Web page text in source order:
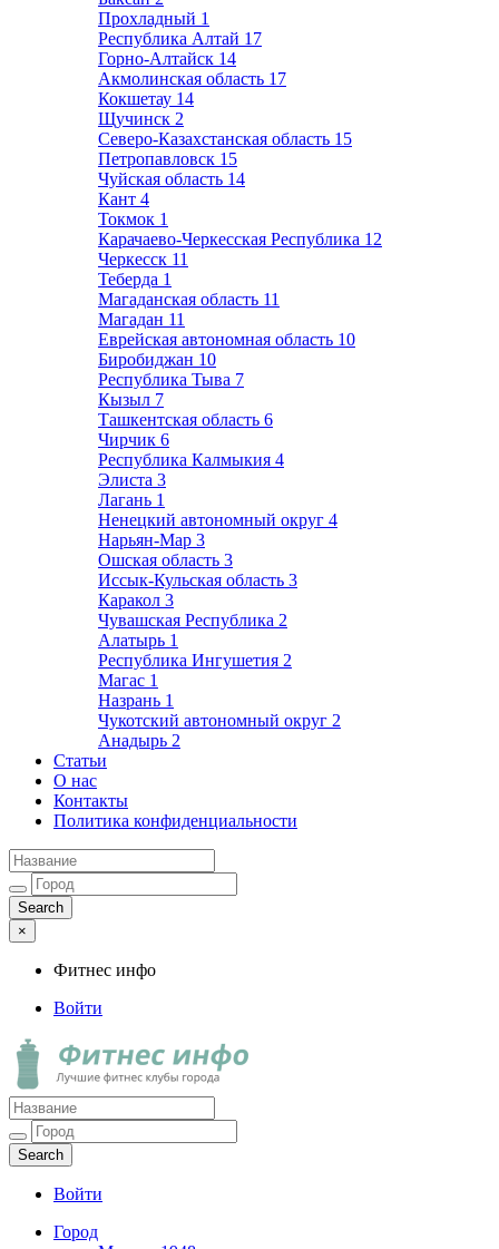
Прохладный 1
Республика Алтай 17
Горно-Алтайск 14
Акмолинская область 17
Кокшетау 14
Щучинск 2
Северо-Казахстанская область 15
Петропавловск 15
Чуйская область 14
Кант 4
Токмок 1
Карачаево-Черкесская Республика 12
Черкесск 11
Теберда 1
Магаданская область 11
Магадан 11
Еврейская автономная область 10
Биробиджан 10
Республика Тыва 7
Кызыл 7
Ташкентская область 6
Чирчик 6
Республика Калмыкия 4
Элиста 3
Лагань 1
Ненецкий автономный округ 4
Нарьян-Мар 3
Ошская область 3
Иссык-Кульская область 3
Каракол 3
Чувашская Республика 2
Алатырь 1
Республика Ингушетия 2
Магас 1
Назрань 1
Чукотский автономный округ 2
Анадырь 2
Статьи
О нас
Контакты
Политика конфиденциальности
×
Фитнес инфо
Войти
Фитнес инфо
Лучшие фитнес клубы города
Войти
Город